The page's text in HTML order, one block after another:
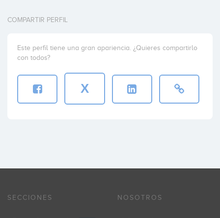
COMPARTIR PERFIL
Este perfil tiene una gran apariencia. ¿Quieres compartirlo
con todos?
X
SECCIONES NOSOTROS